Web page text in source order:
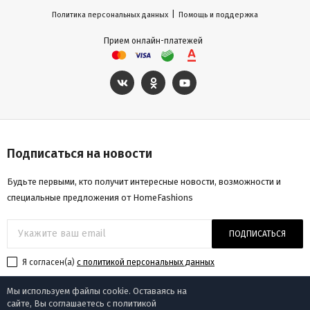
Политика персональных данных Помощь и поддержка
Прием онлайн-платежей
Подписаться на новости
Будьте первыми, кто получит интересные новости, возможности и
специальные предложения от HomeFashions
ПОДПИСАТЬСЯ
Я согласен(a) с политикой персональных данных
Мы используем файлы cookie. Оставаясь на
сайте, Вы соглашаетесь с политикой